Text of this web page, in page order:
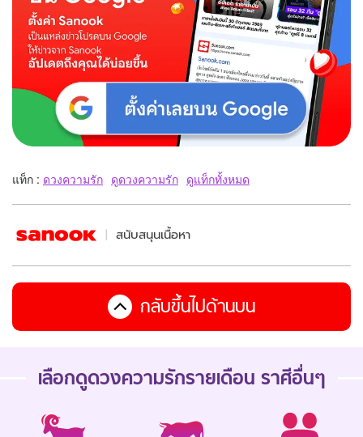
แท็ก : ดวงความรัก ดูดวงความรัก ดูแท็กทั้งหมด
สนับสนุนเนื้อหา
กลับขึ้นไปด้านบน
เลือกดูดวงความรักรายเดือน ราศีอื่นๆ